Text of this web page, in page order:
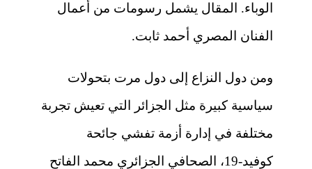
الوباء. المقال يشمل رسومات من أعمال
الفنان المصري أحمد ثابت.
ومن دول النزاع إلى دول مرت بتحولات
سياسية كبيرة مثل الجزائر التي تعيش تجربة
مختلفة في إدارة أزمة تفشي جائحة
كوفيد-19، الصحافي الجزائري محمد الفاتح